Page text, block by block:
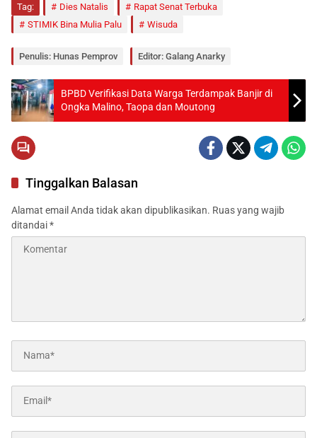
Tag: Dies Natalis
Rapat Senat Terbuka
STIMIK Bina Mulia Palu
Wisuda
Penulis: Hunas Pemprov Editor: Galang Anarky
BPBD Verifikasi Data Warga Terdampak Banjir di
Ongka Malino, Taopa dan Moutong
Tinggalkan Balasan
Alamat email Anda tidak akan dipublikasikan. Ruas yang wajib
ditandai*